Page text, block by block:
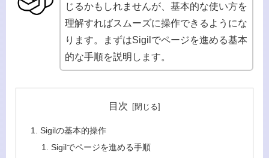
じるかもしれませんが、基本的な使い方を
理解すればスムーズに操作できるようにな
ります。まずはSigilでページを進める基本
的な手順を説明します。
目次
Sigilの基本的操作
Sigilでページを進める手順